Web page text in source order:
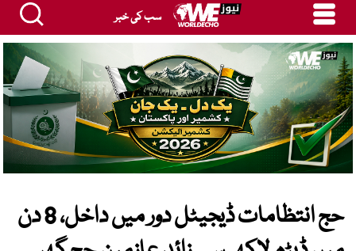
سب کی خبر
حج انتظامات ڈیجیٹل دور میں داخل، 8 دن